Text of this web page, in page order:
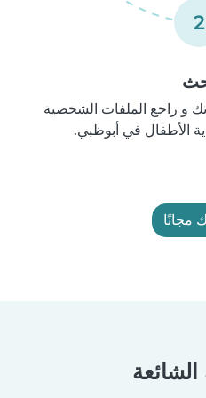
2
و راجع الملفات الشخصية
الأطفال في أبوظبي.
مجانًا
الشائعة